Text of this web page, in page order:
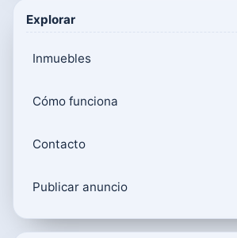
Explorar
Inmuebles
Cómo funciona
Contacto
Publicar anuncio